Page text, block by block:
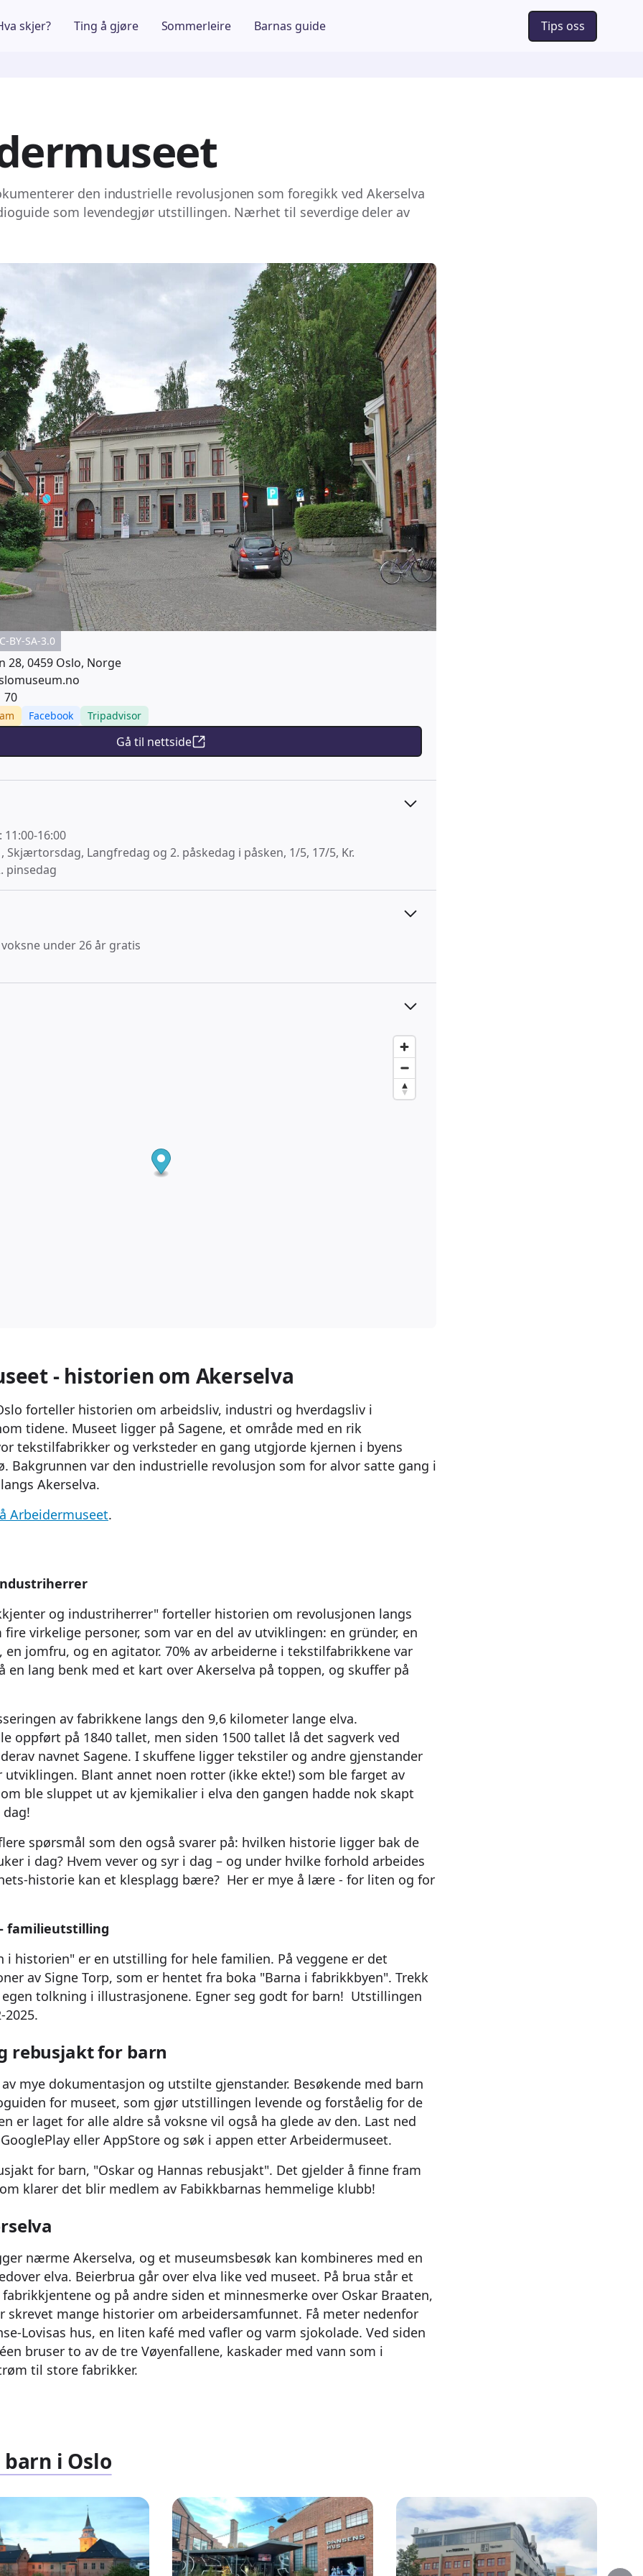
skjer? Ting å gjøre Sommerleire Barnas guide Tips oss
den industrielle revolusjonen som foregikk ved Akerselva
som levendegjør utstillingen. Nærhet til severdige deler av
BY-SA-3.0
28, 0459 Oslo, Norge
70
Facebook Tripadvisor
Gå til nettside
16:00
Skjærtorsdag, Langfredag og 2. påskedag i påsken, 1/5, 17/5, Kr.
pinsedag
under 26 år gratis
- historien om Akerselva
forteller historien om arbeidsliv, industri og hverdagsliv i
tidene. Museet ligger på Sagene, et område med en rik
tekstilfabrikker og verksteder en gang utgjorde kjernen i byens
Bakgrunnen var den industrielle revolusjon som for alvor satte gang i
Akerselva.
Arbeidermuseet.
og industriherrer" forteller historien om revolusjonen langs
virkelige personer, som var en del av utviklingen: en gründer, en
en jomfru, og en agitator. 70% av arbeiderne i tekstilfabrikkene var
en lang benk med et kart over Akerselva på toppen, og skuffer på
av fabrikkene langs den 9,6 kilometer lange elva.
oppført på 1840 tallet, men siden 1500 tallet lå det sagverk ved
navnet Sagene. I skuffene ligger tekstiler og andre gjenstander
utviklingen. Blant annet noen rotter (ikke ekte!) som ble farget av
ble sluppet ut av kjemikalier i elva den gangen hadde nok skapt
spørsmål som den også svarer på: hvilken historie ligger bak de
i dag? Hvem vever og syr i dag – og under hvilke forhold arbeides
historie kan et klesplagg bære? Her er mye å lære - for liten og for
familieutstilling
i historien" er en utstilling for hele familien. På veggene er det
av Signe Torp, som er hentet fra boka "Barna i fabrikkbyen". Trekk
tolkning i illustrasjonene. Egner seg godt for barn! Utstillingen
rebusjakt for barn
mye dokumentasjon og utstilte gjenstander. Besøkende med barn
for museet, som gjør utstillingen levende og forståelig for de
er laget for alle aldre så voksne vil også ha glede av den. Last ned
eller AppStore og søk i appen etter Arbeidermuseet.
for barn, "Oskar og Hannas rebusjakt". Det gjelder å finne fram
klarer det blir medlem av Fabikkbarnas hemmelige klubb!
nærme Akerselva, og et museumsbesøk kan kombineres med en
elva. Beierbrua går over elva like ved museet. På brua står et
og på andre siden et minnesmerke over Oskar Braaten,
skrevet mange historier om arbeidersamfunnet. Få meter nedenfor
Lovisas hus, en liten kafé med vafler og varm sjokolade. Ved siden
bruser to av de tre Vøyenfallene, kaskader med vann som i
til store fabrikker.
i Oslo